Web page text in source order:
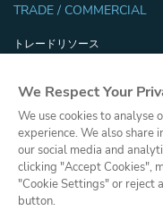
TRADE / COMMERCIAL
トレードリソース
Filmhandler Tools
Dealer Portal
プライ
© Copyright, Saint-Gobain
We Respect Your
We use cookies to
experience. We also share
our social media and
clicking "Accept Cookies",
"Cookie Settings" or reject
button.